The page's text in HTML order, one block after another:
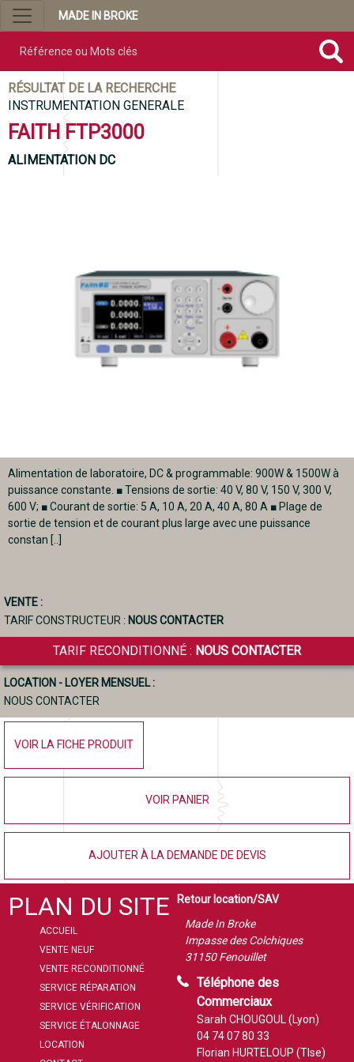
MADE IN BROKE
RÉSULTAT DE LA RECHERCHE
INSTRUMENTATION GENERALE
FAITH FTP3000
ALIMENTATION DC
Alimentation de laboratoire, DC & programmable: 900W & 1500W à
puissance constante. ■ Tensions de sortie: 40 V, 80 V, 150 V, 300 V,
600 V; ■ Courant de sortie: 5 A, 10 A, 20 A, 40 A, 80 A ■ Plage de
sortie de tension et de courant plus large avec une puissance
constan [..]
VENTE :
TARIF CONSTRUCTEUR : NOUS CONTACTER
TARIF RECONDITIONNÉ : NOUS CONTACTER
LOCATION - LOYER MENSUEL :
NOUS CONTACTER
VOIR LA FICHE PRODUIT
VOIR PANIER
AJOUTER À LA DEMANDE DE DEVIS
PLAN DU SITE
ACCUEIL
VENTE NEUF
VENTE RECONDITIONNÉ
SERVICE RÉPARATION
SERVICE VÉRIFICATION
SERVICE ÉTALONNAGE
LOCATION
Retour location/SAV
Made In Broke
Impasse des Colchiques
31150 Fenouillet
Téléphone des
Commerciaux
Sarah CHOUGOUL (Lyon)
04 74 07 80 33
Florian HURTELOUP (Tlse)